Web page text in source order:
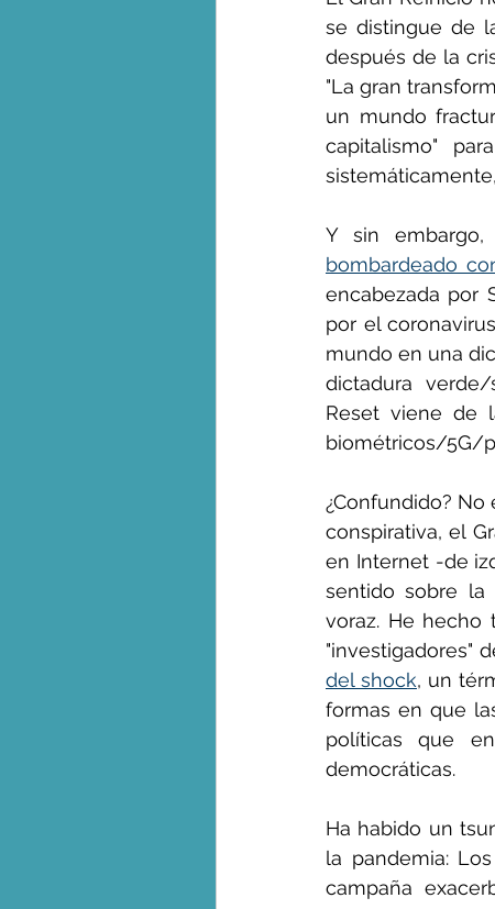
se distingue de
después de la
"La gran
un mundo
capitalismo"
Y sin embargo,
bombardeado
encabezada por
por el
mundo en una
dictadura
Reset viene de
biométricos/5G/
¿Confundido?
conspirativa, el
en Internet -de
sentido sobre la
voraz. He hecho
"investigadores"
del shock, un
formas en que
políticas que
democráticas.
Ha habido un
la pandemia:
campaña